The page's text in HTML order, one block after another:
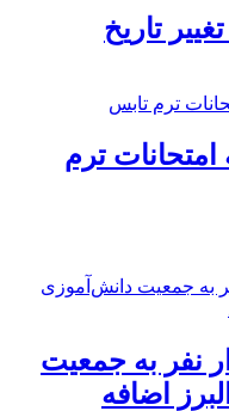
تاریخ
ترم
۱۲ هزار نفر به جمعیت
اضافه